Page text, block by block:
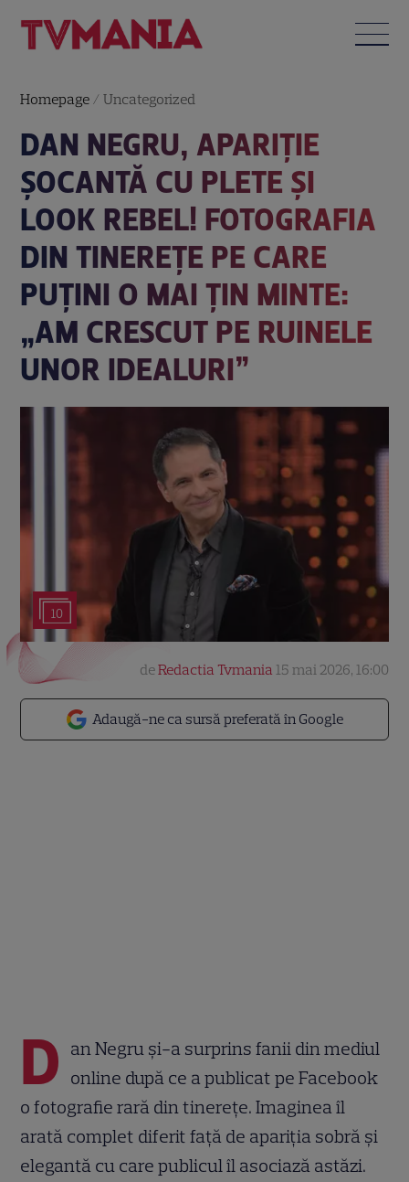
Homepage /Uncategorized
DAN NEGRU, APARIȚIE
ȘOCANTĂ CU PLETE ȘI
LOOK REBEL! FOTOGRAFIA
DIN TINEREȚE PE CARE
PUȚINI O MAI ȚIN MINTE:
„AM CRESCUT PE RUINELE
UNOR IDEALURI”
10
Adaugă-ne ca sursă preferată în Google
deRedactia Tvmania 15 mai 2026, 16:00
D an Negru și-a surprins fanii din mediul
online după ce a publicat pe Facebook
o fotografie rară din tinerețe. Imaginea îl
arată complet diferit față de apariția sobră și
elegantă cu care publicul îl asociază astăzi.